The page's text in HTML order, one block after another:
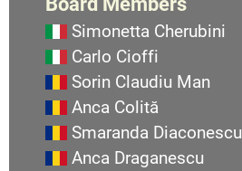
Simonetta Cherubini
Carlo Cioffi
Sorin Claudiu Man
Anca Colită
Smaranda Diaconescu
Anca Draganescu